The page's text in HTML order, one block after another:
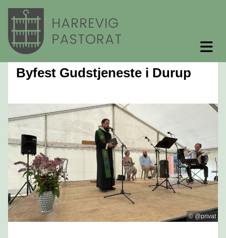
Byfest Gudstjeneste i Durup
© @privat